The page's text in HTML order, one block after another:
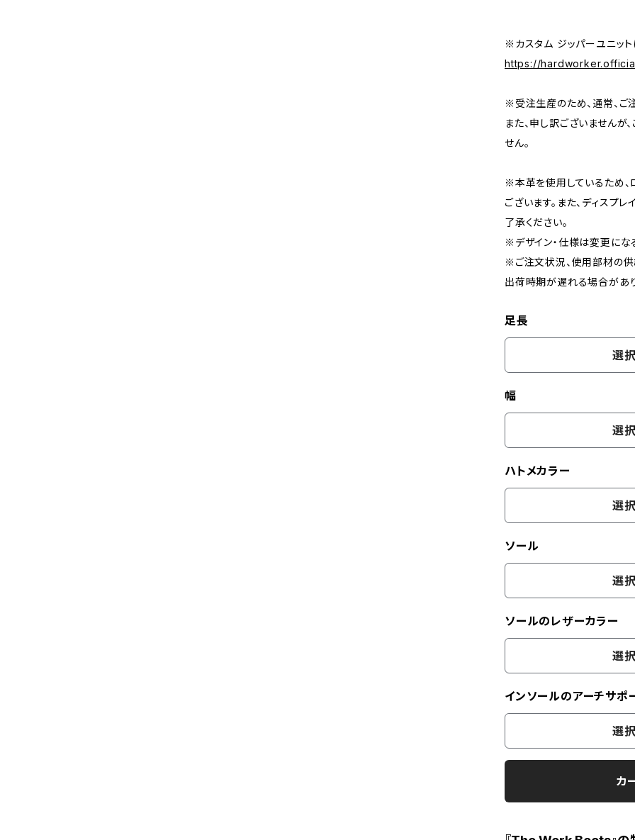
※カスタム ジッパーユニット
https://
※受注生産のため、通常、ご
また、申し訳ございませんが
せん。
※本革を使用しているため
ございます。また、ディスプ
了承ください。
※デザイン・仕様は変更にな
※ご注文状況、使用部材の
出荷時期が遅れる場合があり
足長
選択
幅
選択
ハトメカラー
選択
ソール
選択
ソールのレザーカラー
選択
インソールのアーチサポ
選択
カ